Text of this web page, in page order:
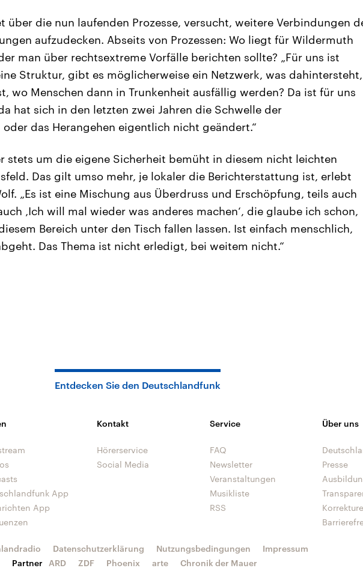
über die nun laufenden Prozesse, versucht, weitere Verbindungen
aufzudecken. Abseits von Prozessen: Wo liegt für Wildermuth
man über rechtsextreme Vorfälle berichten sollte? „Für uns ist
Struktur, gibt es möglicherweise ein Netzwerk, was dahintersteht,
wo Menschen dann in Trunkenheit ausfällig werden? Da ist für uns
hat sich in den letzten zwei Jahren die Schwelle der
das Herangehen eigentlich nicht geändert.“
stets um die eigene Sicherheit bemüht in diesem nicht leichten
Das gilt umso mehr, je lokaler die Berichterstattung ist, erlebt
„Es ist eine Mischung aus Überdruss und Erschöpfung, teils auch
‚Ich will mal wieder was anderes machen‘, die glaube ich schon,
Bereich unter den Tisch fallen lassen. Ist einfach menschlich,
Das Thema ist nicht erledigt, bei weitem nicht.“
Entdecken Sie den Deutschlandfunk
App
App
Kontakt
Hörerservice
Social Media
Service
FAQ
Newsletter
Veranstaltungen
Musikliste
RSS
Über uns
Presse
Datenschutzerklärung Nutzungsbedingungen
Impressum
Partner
ARD ZDF Phoenix arte Chronik der Mauer